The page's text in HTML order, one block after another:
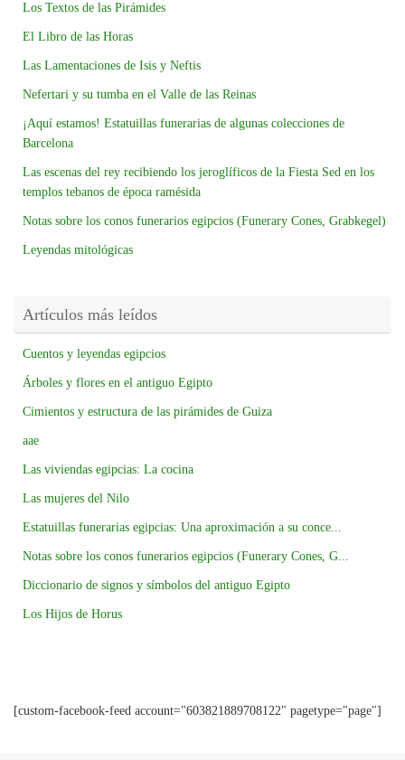
Los Textos de las Pirámides
El Libro de las Horas
Las Lamentaciones de Isis y Neftis
Nefertari y su tumba en el Valle de las Reinas
¡Aquí estamos! Estatuillas funerarias de algunas colecciones de
Barcelona
Las escenas del rey recibiendo los jeroglíficos de la Fiesta Sed en los
templos tebanos de época ramésida
Notas sobre los conos funerarios egipcios (Funerary Cones, Grabkegel)
Leyendas mitológicas
Artículos más leídos
Cuentos y leyendas egipcios
Árboles y flores en el antiguo Egipto
Cimientos y estructura de las pirámides de Guiza
aae
Las viviendas egipcias: La cocina
Las mujeres del Nilo
Estatuillas funerarias egipcias: Una aproximación a su conce...
Notas sobre los conos funerarios egipcios (Funerary Cones, G...
Diccionario de signos y símbolos del antiguo Egipto
Los Hijos de Horus
[custom-facebook-feed account="603821889708122" pagetype="page"]